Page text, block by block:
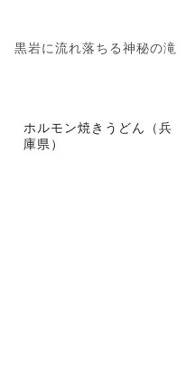
黒岩に流れ落ちる神秘の滝
ホルモン焼きうどん（兵
庫県）